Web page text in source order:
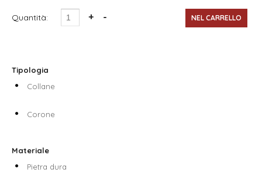
Quantità:
Tipologia
Collane
Corone
Materiale
Pietra dura